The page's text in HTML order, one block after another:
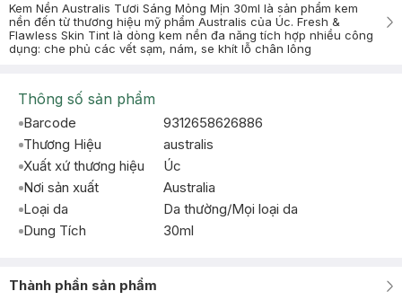
Kem Nền Australis Tươi Sáng Mỏng Mịn 30ml là sản phẩm kem
nền đến từ thương hiệu mỹ phẩm Australis của Úc. Fresh &
Flawless Skin Tint là dòng kem nền đa năng tích hợp nhiều công
dụng: che phủ các vết sạm, nám, se khít lỗ chân lông
Thông số sản phẩm
Barcode
9312658626886
Thương Hiệu
australis
Xuất xứ thương hiệu
Úc
Nơi sản xuất
Australia
Loại da
Da thường/Mọi loại da
Dung Tích
30ml
Thành phần sản phẩm